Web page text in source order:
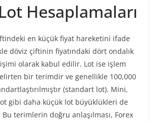
Hesaplamaları
en küçük fiyat hareketini ifade
döviz çiftinin fiyatındaki dört ondalık
olarak kabul edilir. Lot ise işlem
bir terimdir ve genellikle 100,000
(standart lot). Mini,
gibi daha küçük lot büyüklükleri de
terimlerin doğru anlaşılması, Forex